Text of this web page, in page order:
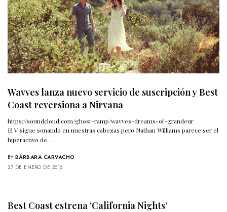
Wavves lanza nuevo servicio de suscripción y Best
Coast reversiona a Nirvana
https://soundcloud.com/ghost-ramp/wavves-dreams-of-grandeur
El V sigue sonando en nuestras cabezas pero Nathan Williams parece ser el
hiperactivo de…
BY BÁRBARA CARVACHO
27 DE ENERO DE 2016
Best Coast estrena ‘California Nights’